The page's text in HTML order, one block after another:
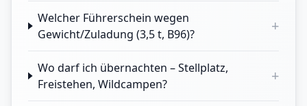
Welcher Führerschein wegen
Gewicht/Zuladung (3,5 t, B96)?
+
Wo darf ich übernachten – Stellplatz,
Freistehen, Wildcampen?
+